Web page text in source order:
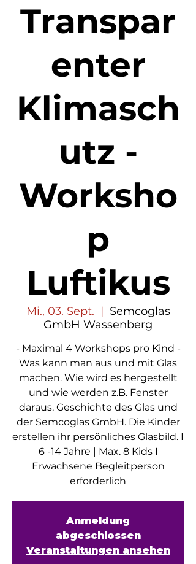
Transpar
enter
Klimasch
utz -
Worksho
p
Luftikus
Mi., 03. Sept.
  |
Semcoglas
GmbH Wassenberg
- Maximal 4 Workshops pro Kind -
Was kann man aus und mit Glas
machen. Wie wird es hergestellt
und wie werden z.B. Fenster
daraus. Geschichte des Glas und
der Semcoglas GmbH. Die Kinder
erstellen ihr persönliches Glasbild. I
6 -14 Jahre | Max. 8 Kids I
Erwachsene Begleitperson
erforderlich
Anmeldung
abgeschlossen
Veranstaltungen ansehen